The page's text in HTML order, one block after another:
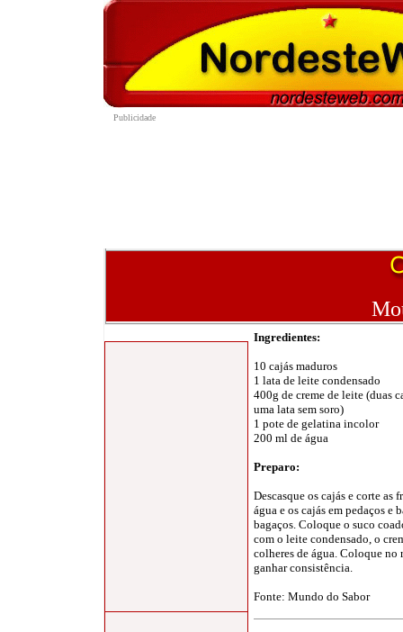
Ingredientes:
10 cajás maduros
1 lata de leite condensado
400g de creme de leite (duas
uma lata sem soro)
1 pote de gelatina incolor
200 ml de água
Preparo:
Descasque os cajás e corte
água e os cajás em pedaços e
bagaços. Coloque o suco
com o leite condensado, o
colheres de água. Coloque no
ganhar consistência.
Fonte: Mundo do Sabor